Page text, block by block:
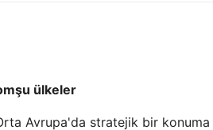
ülkeler
Avrupa'da stratejik bir